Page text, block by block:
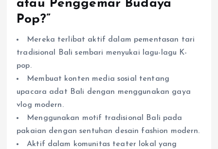
atau Penggemar Budaya
Pop?”
Mereka terlibat aktif dalam pementasan tari
tradisional Bali sembari menyukai lagu-lagu K-
pop.
Membuat konten media sosial tentang
upacara adat Bali dengan menggunakan gaya
vlog modern.
Menggunakan motif tradisional Bali pada
pakaian dengan sentuhan desain fashion modern.
Aktif dalam komunitas teater lokal yang